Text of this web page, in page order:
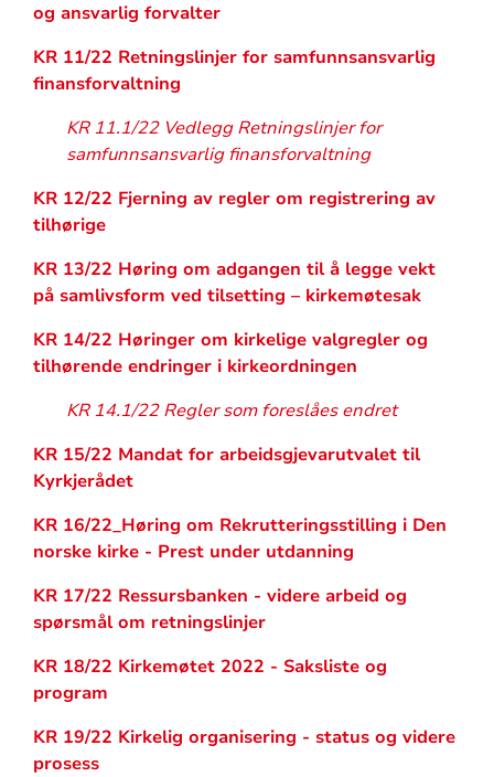
og ansvarlig forvalter
KR 11/22 Retningslinjer for samfunnsansvarlig
finansforvaltning
KR 11.1/22 Vedlegg Retningslinjer for
samfunnsansvarlig finansforvaltning
KR 12/22 Fjerning av regler om registrering av
tilhørige
KR 13/22 Høring om adgangen til å legge vekt
på samlivsform ved tilsetting – kirkemøtesak
KR 14/22 Høringer om kirkelige valgregler og
tilhørende endringer i kirkeordningen
KR 14.1/22 Regler som foreslåes endret
KR 15/22 Mandat for arbeidsgjevarutvalet til
Kyrkjerådet
KR 16/22_Høring om Rekrutteringsstilling i Den
norske kirke - Prest under utdanning
KR 17/22 Ressursbanken - videre arbeid og
spørsmål om retningslinjer
KR 18/22 Kirkemøtet 2022 - Saksliste og
program
KR 19/22 Kirkelig organisering - status og videre
prosess